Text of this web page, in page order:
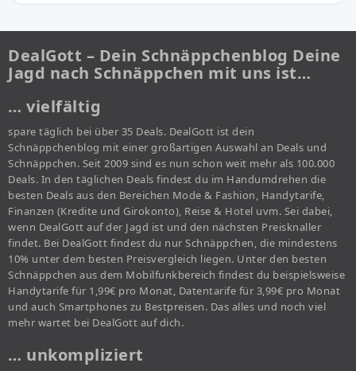
DealGott – Dein Schnäppchenblog Deine
Jagd nach Schnäppchen mit uns ist…
… vielfältig
spare täglich bei über 35 Deals. DealGott ist dein
Schnäppchenblog mit einer großartigen Auswahl an Deals und
Schnäppchen. Seit 2009 sind es nun schon weit mehr als 100.000
Deals. In den täglichen Deals findest du im Handumdrehen die
besten Deals aus den Bereichen Mode & Fashion, Handytarife,
Finanzen (Kredite und Girokonto), Reise & Hotel uvm. Sei dabei,
wenn DealGott auf der Jagd ist und den nächsten Preisknaller
findet. Bei DealGott findest du nur Schnäppchen, die mindestens
10% unter dem besten Preisvergleich liegen. Unter den besten
Schnäppchen aus dem Mobilfunkbereich findest du beispielsweise
Handytarife für 1,99€ pro Monat, Datentarife für 3,99€ pro Monat
und auch Smartphones zu Bestpreisen. Das alles und noch viel
mehr wartet bei DealGott auf dich.
… unkompliziert